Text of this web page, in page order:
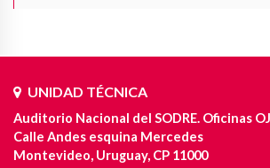
UNIDAD TÉCNICA
Auditorio Nacional del SODRE. Oficinas
Calle Andes esquina Mercedes
Montevideo, Uruguay, CP 11000